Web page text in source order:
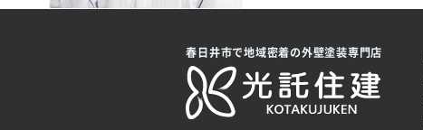
春日井市で地域密着の外壁塗装専門店